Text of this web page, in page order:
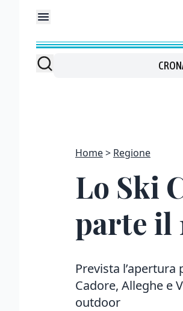
Home Regione
Lo Ski
parte il
Prevista
Cadore, Alleghe e
outdoor